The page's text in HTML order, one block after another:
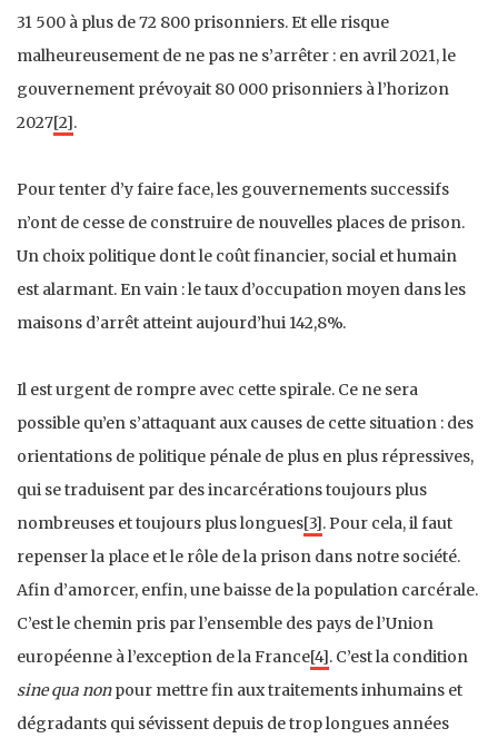
31 500 à plus de 72 800 prisonniers. Et elle risque
malheureusement de ne pas ne s’arrêter : en avril 2021, le
gouvernement prévoyait 80 000 prisonniers à l’horizon
2027[2].
Pour tenter d’y faire face, les gouvernements successifs
n’ont de cesse de construire de nouvelles places de prison.
Un choix politique dont le coût financier, social et humain
est alarmant. En vain : le taux d’occupation moyen dans les
maisons d’arrêt atteint aujourd’hui 142,8%.
Il est urgent de rompre avec cette spirale. Ce ne sera
possible qu’en s’attaquant aux causes de cette situation : des
orientations de politique pénale de plus en plus ré­pressives,
qui se traduisent par des incarcérations toujours plus
nombreuses et toujours plus longues[3]. Pour cela, il faut
repenser la place et le rôle de la prison dans notre société.
Afin d’amorcer, enfin, une baisse de la population carcérale.
C’est le chemin pris par l’ensemble des pays de l’Union
européenne à l’exception de la France[4]. C’est la condition
sine qua nonpour mettre fin aux traitements inhumains et
dégradants qui sévissent depuis de trop longues années